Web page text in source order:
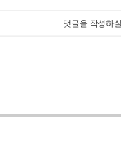
댓글을 작성하